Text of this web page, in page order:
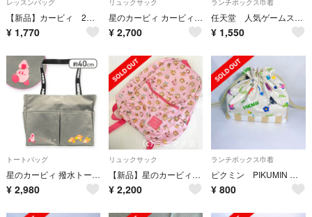
【新品】カービィ 2wayトートバッグ 青 レッスンバッグ ショルダー
¥ 1,770
星のカービィ カービィといっしょリュック (新品タグ付き)オンクレ品
¥ 2,700
任天堂 人気ゲームスプラトゥーン 3 弁当箱360ml 抗菌 子供用 日本製
¥ 1,550
トートバッグ
星のカービィ 撥水トートバッグ グレー
¥ 2,980
リュックサック
【新品】星のカービィ リュック ピンク ワドルディ
¥ 2,200
ランチボックス巾着
ピクミン PIKUMIN お弁当袋 任天堂
¥ 800